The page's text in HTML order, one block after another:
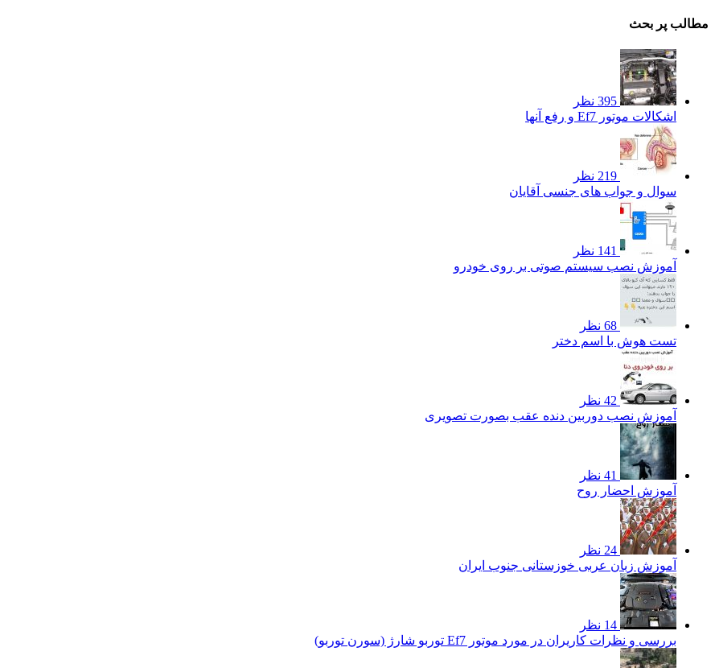
مطالب پر بحث
395 نظر
اشکالات موتور Ef7 و رفع آنها
219 نظر
سوال و جواب های جنسی آقایان
141 نظر
آموزش نصب سیستم صوتی بر روی خودرو
68 نظر
تست هوش با اسم دختر
42 نظر
آموزش نصب دوربین دنده عقب بصورت تصویری
41 نظر
آموزش احضار روح
24 نظر
آموزش زبان عربی خوزستانی جنوب ایران
14 نظر
بررسی و نظرات کاریران در مورد موتور Ef7 توربو شارژ (سورن توربو)